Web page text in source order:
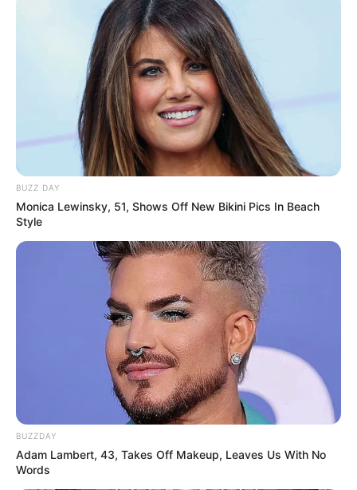
Facebook
Twitter
Pinterest
Share
Mariana Barbosa
01/02/2018
Recomendados para você
Como Fazer Fronha de
Fácil
BUZZ DAY
Monica Lewinsky, 51, Shows Off New Bikini Pics In Beach
Style
BUZZDAY
Adam Lambert, 43, Takes Off Makeup, Leaves Us With No
Words